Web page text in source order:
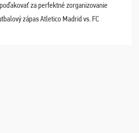
za perfektné zorganizovanie
zápas Atletico Madrid vs. FC